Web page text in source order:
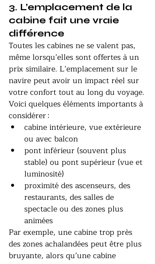
3. L’emplacement de la
cabine fait une vraie
différence
Toutes les cabines ne se valent pas,
même lorsqu’elles sont offertes à un
prix similaire. L’emplacement sur le
navire peut avoir un impact réel sur
votre confort tout au long du voyage.
Voici quelques éléments importants à
considérer :
cabine intérieure, vue extérieure
ou avec balcon
pont inférieur (souvent plus
stable) ou pont supérieur (vue et
luminosité)
proximité des ascenseurs, des
restaurants, des salles de
spectacle ou des zones plus
animées
Par exemple, une cabine trop près
des zones achalandées peut être plus
bruyante, alors qu’une cabine